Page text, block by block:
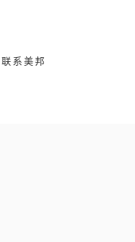
联系美邦